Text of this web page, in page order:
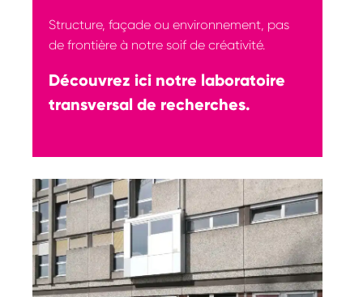
Contact
Nous rejoindre
Structure, façade ou environnement, pas
de frontière à notre soif de créativité.
Découvrez ici notre laboratoire
transversal de recherches.